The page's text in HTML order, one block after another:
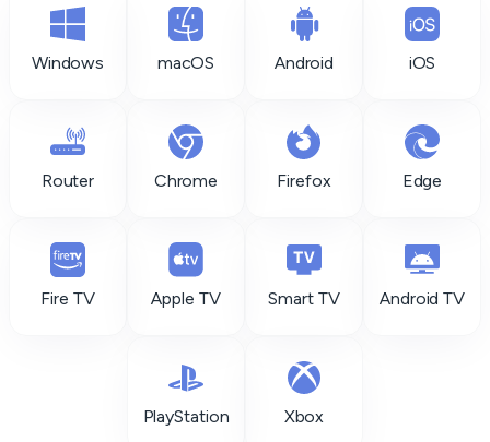
Windows macOS Android iOS
Router Chrome Firefox Edge
Fire TV Apple TV Smart TV Android TV
PlayStation Xbox